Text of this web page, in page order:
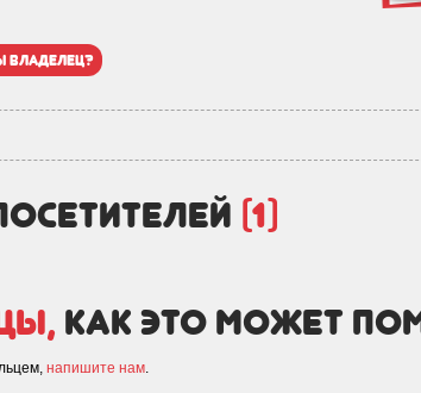
владелец?
(1)
как это может
напишите нам.